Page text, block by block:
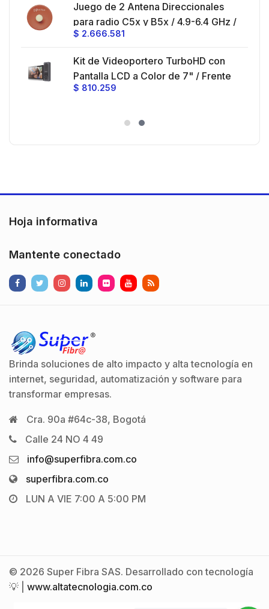
Juego de 2 Antena Direccionales
para radio C5x y B5x / 4.9-6.4 GHz /
Ganancia 27 dBi / Montaje incluido.
$ 2.666.581
Kit de Videoportero TurboHD con
Pantalla LCD a Color de 7" / Frente
de Calle para Exterior de
)130° de Visión (Gran Angular)
$ 810.259
Hoja informativa
Mantente conectado
Brinda soluciones de alto impacto y alta tecnología en
internet, seguridad, automatización y software para
transformar empresas.
Cra. 90a #64c-38, Bogotá
Calle 24 NO 4 49
info@superfibra.com.co
superfibra.com.co
LUN A VIE 7:00 A 5:00 PM
© 2026 Super Fibra SAS. Desarrollado con tecnología
💡 | www.altatecnologia.com.co